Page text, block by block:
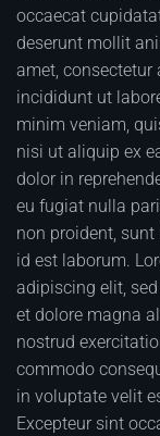
occaecat
deserunt mollit
amet, consectetur
incididunt ut
minim veniam,
nisi ut aliquip ex
dolor in
eu fugiat nulla
non proident,
id est laborum.
adipiscing elit,
et dolore magna
nostrud
commodo
in voluptate velit
Excepteur sint